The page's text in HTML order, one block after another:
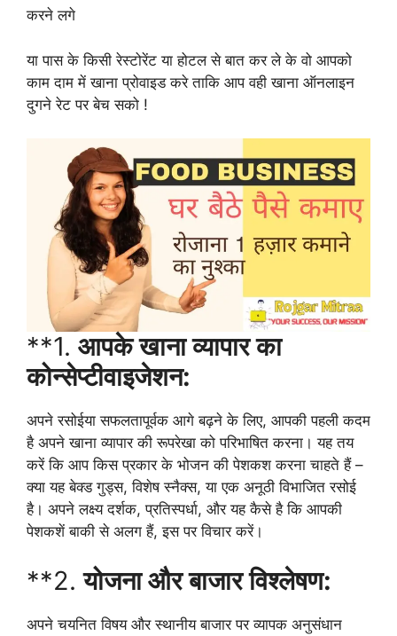
करने लगे
या पास के किसी रेस्टोरेंट या होटल से बात कर ले के वो आपको
काम दाम में खाना प्रोवाइड करे ताकि आप वही खाना ऑनलाइन
दुगने रेट पर बेच सको !
**1. आपके खाना व्यापार का
कोन्सेप्टीवाइजेशन:
अपने रसोईया सफलतापूर्वक आगे बढ़ने के लिए, आपकी पहली कदम
है अपने खाना व्यापार की रूपरेखा को परिभाषित करना। यह तय
करें कि आप किस प्रकार के भोजन की पेशकश करना चाहते हैं –
क्या यह बेक्ड गुड्स, विशेष स्नैक्स, या एक अनूठी विभाजित रसोई
है। अपने लक्ष्य दर्शक, प्रतिस्पर्धा, और यह कैसे है कि आपकी
पेशकशें बाकी से अलग हैं, इस पर विचार करें।
**2.योजनाऔर बाजार विश्लेषण:
अपने चयनित विषय और स्थानीय बाजार पर व्यापक अनुसंधान